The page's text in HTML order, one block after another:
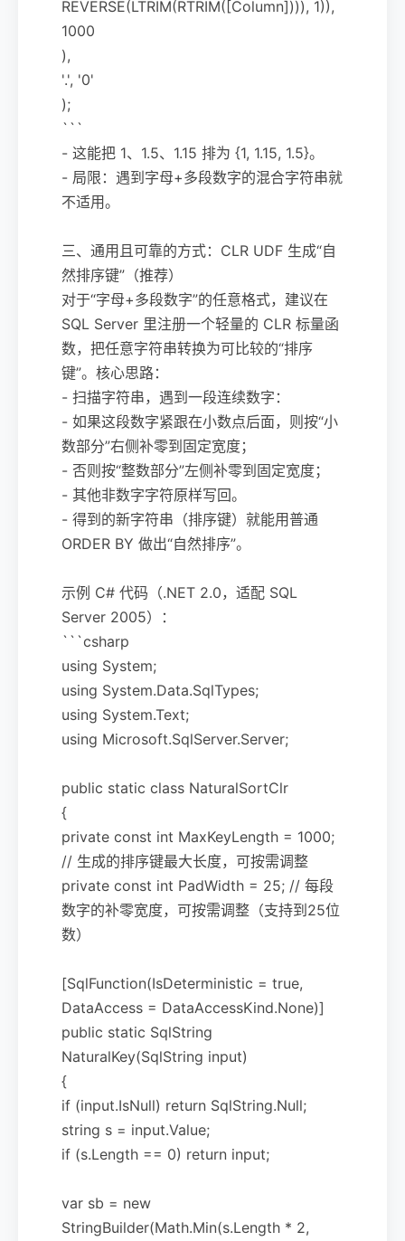
REVERSE(LTRIM(RTRIM([Column]))), 1)),
1000
),
'.', '0'
);
```
- 这能把 1、1.5、1.15 排为 {1, 1.15, 1.5}。
- 局限：遇到字母+多段数字的混合字符串就
不适用。
三、通用且可靠的方式：CLR UDF 生成“自
然排序键”（推荐）
对于“字母+多段数字”的任意格式，建议在
SQL Server 里注册一个轻量的 CLR 标量函
数，把任意字符串转换为可比较的“排序
键”。核心思路：
- 扫描字符串，遇到一段连续数字：
- 如果这段数字紧跟在小数点后面，则按“小
数部分”右侧补零到固定宽度；
- 否则按“整数部分”左侧补零到固定宽度；
- 其他非数字字符原样写回。
- 得到的新字符串（排序键）就能用普通
ORDER BY 做出“自然排序”。
示例 C# 代码（.NET 2.0，适配 SQL
Server 2005）：
```csharp
using System;
using System.Data.SqlTypes;
using System.Text;
using Microsoft.SqlServer.Server;
public static class NaturalSortClr
{
private const int MaxKeyLength = 1000;
// 生成的排序键最大长度，可按需调整
private const int PadWidth = 25; // 每段
数字的补零宽度，可按需调整（支持到25位
数）
[SqlFunction(IsDeterministic = true,
DataAccess = DataAccessKind.None)]
public static SqlString
NaturalKey(SqlString input)
{
if (input.IsNull) return SqlString.Null;
string s = input.Value;
if (s.Length == 0) return input;
var sb = new
StringBuilder(Math.Min(s.Length * 2,